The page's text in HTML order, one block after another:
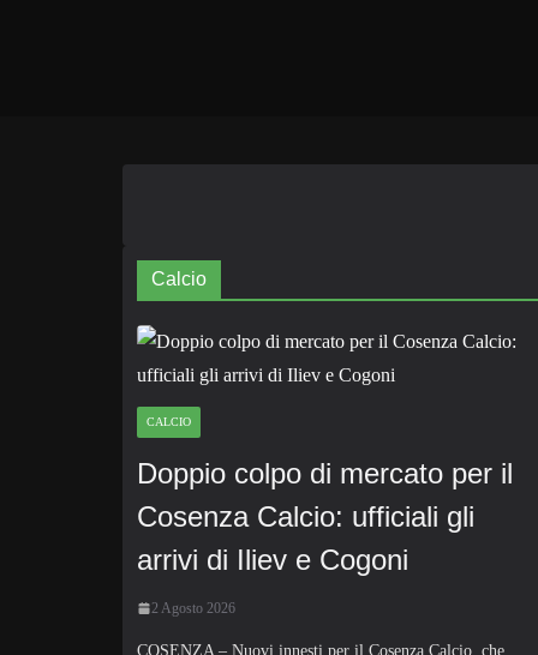
Calcio
CALCIO
Doppio colpo di mercato per il
Cosenza Calcio: ufficiali gli
arrivi di Iliev e Cogoni
2 Agosto 2026
COSENZA – Nuovi innesti per il Cosenza Calcio, che